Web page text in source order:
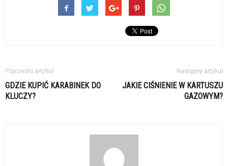
Poprzedni artykuł
GDZIE KUPIĆ KARABINEK DO
KLUCZY?
Następny artykuł
JAKIE CIŚNIENIE W KARTUSZU
GAZOWYM?